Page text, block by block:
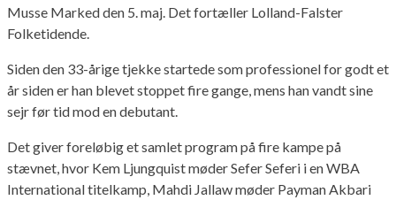
Musse Marked den 5. maj. Det fortæller Lolland-Falster
Folketidende.
Siden den 33-årige tjekke startede som professionel for godt et
år siden er han blevet stoppet fire gange, mens han vandt sine
sejr før tid mod en debutant.
Det giver foreløbig et samlet program på fire kampe på
stævnet, hvor Kem Ljungquist møder Sefer Seferi i en WBA
International titelkamp, Mahdi Jallaw møder Payman Akbari